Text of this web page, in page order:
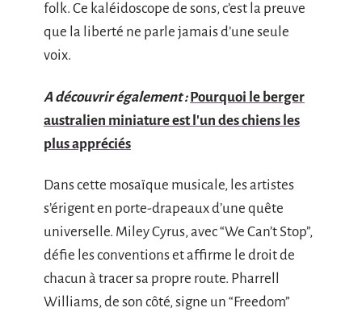
folk. Ce kaléidoscope de sons, c’est la preuve
que la liberté ne parle jamais d’une seule
voix.
A découvrir également : Pourquoi le berger
australien miniature est l'un des chiens les
plus appréciés
Dans cette mosaïque musicale, les artistes
s’érigent en porte-drapeaux d’une quête
universelle. Miley Cyrus, avec “We Can’t Stop”,
défie les conventions et affirme le droit de
chacun à tracer sa propre route. Pharrell
Williams, de son côté, signe un “Freedom”